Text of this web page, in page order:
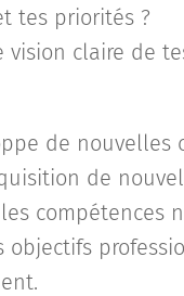
tes priorités ?
vision claire de
de
de
compétences
objectifs